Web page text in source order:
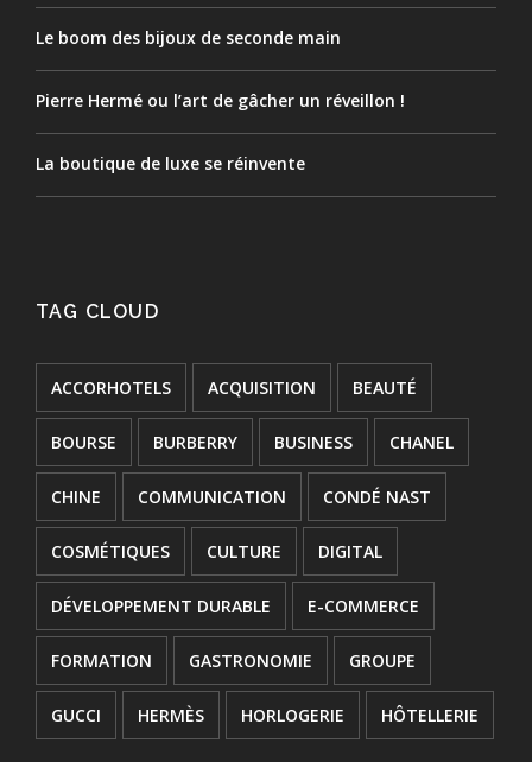
Le boom des bijoux de seconde main
Pierre Hermé ou l’art de gâcher un réveillon !
La boutique de luxe se réinvente
TAG CLOUD
ACCORHOTELS ACQUISITION BEAUTÉ
BOURSE BURBERRY BUSINESS CHANEL
CHINE COMMUNICATION CONDÉ NAST
COSMÉTIQUES CULTURE DIGITAL
DÉVELOPPEMENT DURABLE E-COMMERCE
FORMATION GASTRONOMIE GROUPE
GUCCI HERMÈS HORLOGERIE HÔTELLERIE